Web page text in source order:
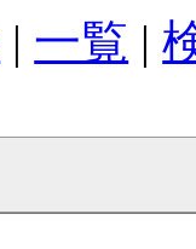
| 一覧 |